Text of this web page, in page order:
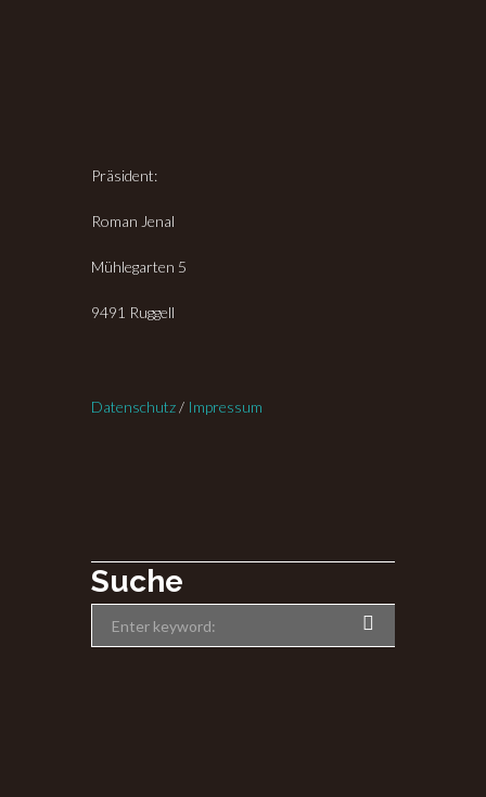
Präsident:
Roman Jenal
Mühlegarten 5
9491 Ruggell
Datenschutz/ Impressum
Suche